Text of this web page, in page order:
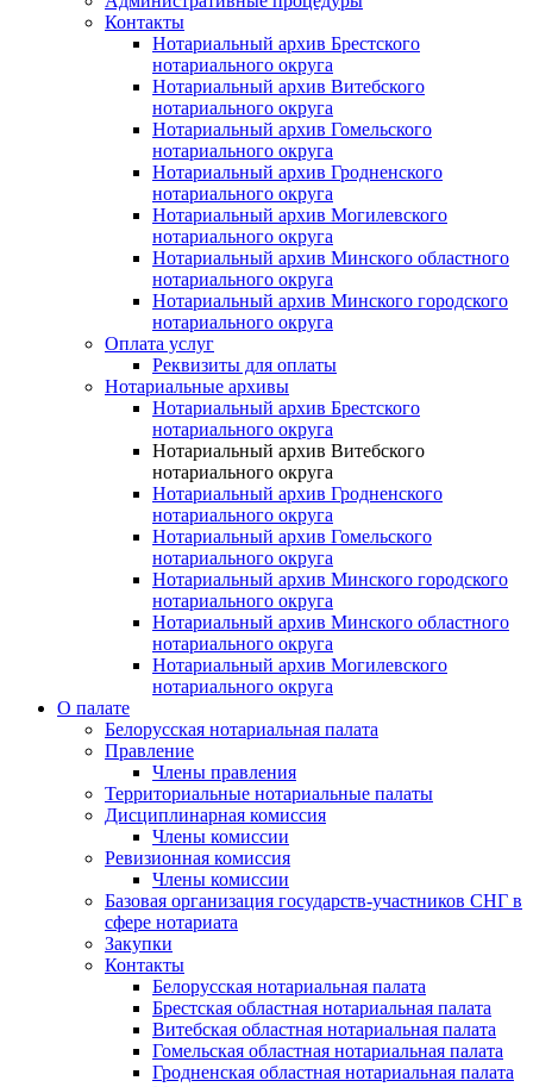
Контакты
Нотариальный архив Брестского
нотариального округа
Нотариальный архив Витебского
нотариального округа
Нотариальный архив Гомельского
нотариального округа
Нотариальный архив Гродненского
нотариального округа
Нотариальный архив Могилевского
нотариального округа
Нотариальный архив Минского областного
нотариального округа
Нотариальный архив Минского городского
нотариального округа
Оплата услуг
Реквизиты для оплаты
Нотариальные архивы
Нотариальный архив Брестского
нотариального округа
Нотариальный архив Витебского
нотариального округа
Нотариальный архив Гродненского
нотариального округа
Нотариальный архив Гомельского
нотариального округа
Нотариальный архив Минского городского
нотариального округа
Нотариальный архив Минского областного
нотариального округа
Нотариальный архив Могилевского
нотариального округа
О палате
Белорусская нотариальная палата
Правление
Члены правления
Территориальные нотариальные палаты
Дисциплинарная комиссия
Члены комиссии
Ревизионная комиссия
Члены комиссии
Базовая организация государств-участников СНГ в
сфере нотариата
Закупки
Контакты
Белорусская нотариальная палата
Брестская областная нотариальная палата
Витебская областная нотариальная палата
Гомельская областная нотариальная палата
Гродненская областная нотариальная палата